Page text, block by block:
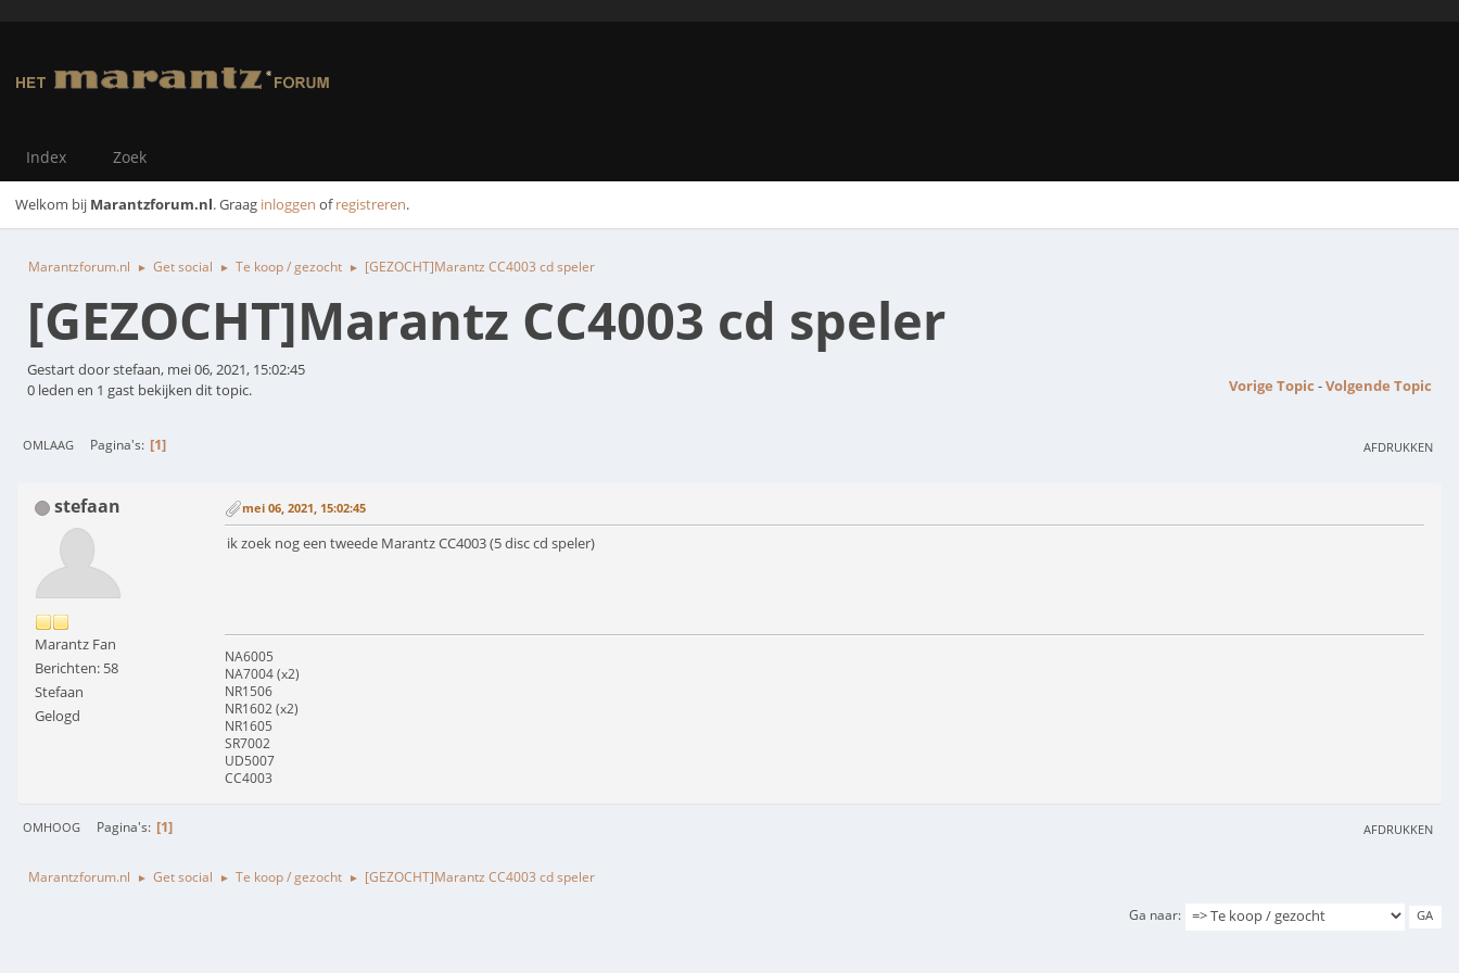
Index Zoek
Welkom bij Marantzforum.nl. Graag inloggen ofregistreren.
Marantzforum.nl ► Get social ► Te koop / gezocht ► [GEZOCHT]Marantz CC4003 cd speler
[GEZOCHT]Marantz CC4003 cd speler
Gestart door stefaan, mei 06, 2021, 15:02:45
Vorige Topic -Volgende Topic
0 leden en 1 gast bekijken dit topic.
AFDRUKKEN
OMLAAG Pagina's 1
stefaan
Marantz Fan
Berichten: 58
Stefaan
Gelogd
mei 06, 2021, 15:02:45
ik zoek nog een tweede Marantz CC4003 (5 disc cd speler)
NA6005
NA7004 (x2)
NR1506
NR1602 (x2)
NR1605
SR7002
UD5007
CC4003
AFDRUKKEN
OMHOOG Pagina's 1
Marantzforum.nl ► Get social ► Te koop / gezocht ► [GEZOCHT]Marantz CC4003 cd speler
Ga naar